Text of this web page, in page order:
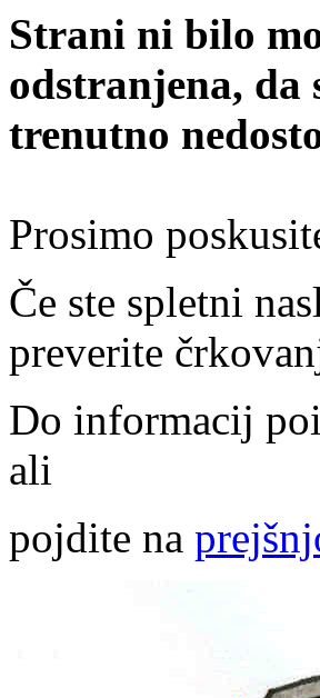
Strani ni bilo
odstranjena, da
trenutno
Prosimo
Če ste spletni
preverite
Do informacij
ali
pojdite na